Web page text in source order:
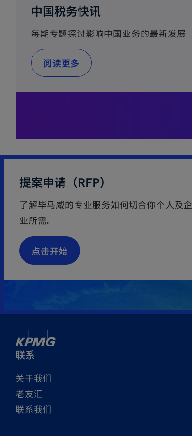
n
w
b
中国税务快讯
每期专题探讨影响中国业务的最新发展
阅读更多
提案申请（RFP）
了解毕马威的专业服务如何切合你个人及企
业所需。
点击开始
联系
关于我们
老友汇
联系我们